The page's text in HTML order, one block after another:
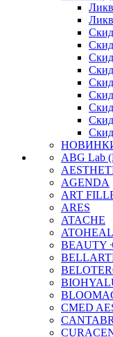
ABG Lab
AGENDA
ART
ARES
ATACHE
BEAUTY
CMED